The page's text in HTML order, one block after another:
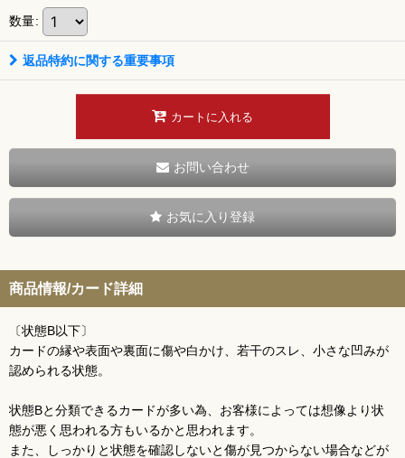
数量:
返品特約に関する重要事項
カートに入れる
お問い合わせ
お気に入り登録
商品情報/カード詳細
〔状態B以下〕
カードの縁や表面や裏面に傷や白かけ、若干のスレ、小さな凹みが
認められる状態。
状態Bと分類できるカードが多い為、お客様によっては想像より状
態が悪く思われる方もいるかと思われます。
また、しっかりと状態を確認しないと傷が見つからない場合などが